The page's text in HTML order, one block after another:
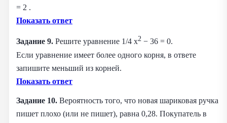
= 2 .
Показать ответ
Задание 9. Решите уравнение 1/4 x2 − 36 = 0.
Если уравнение имеет более одного корня, в ответе
запишите меньший из корней.
Показать ответ
Задание 10. Вероятность того, что новая шариковая ручка
пишет плохо (или не пишет), равна 0,28. Покупатель в